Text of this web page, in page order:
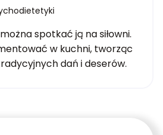
spotkać ją na siłowni.
w kuchni, tworząc
dań i deserów.